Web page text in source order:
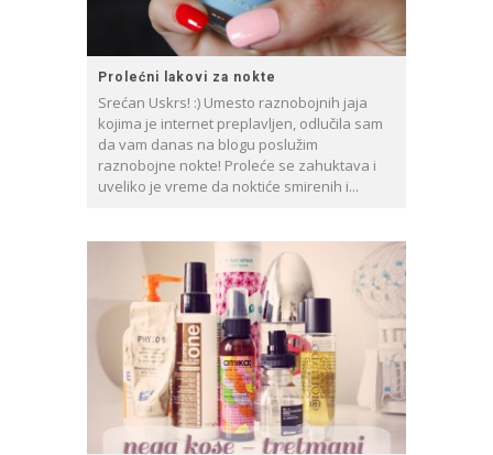
Prolećni lakovi za nokte
Srećan Uskrs! :) Umesto raznobojnih jaja
kojima je internet preplavljen, odlučila sam
da vam danas na blogu poslužim
raznobojne nokte! Proleće se zahuktava i
uveliko je vreme da noktiće smirenih i...